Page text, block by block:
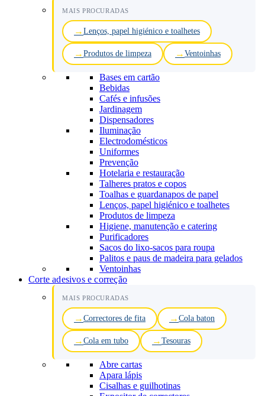
MAIS PROCURADAS
Lenços, papel higiénico e toalhetes
Produtos de limpeza Ventoinhas
Bases em cartão
Bebidas
Cafés e infusões
Jardinagem
Dispensadores
Iluminação
Electrodomésticos
Uniformes
Prevenção
Hotelaria e restauração
Talheres pratos e copos
Toalhas e guardanapos de papel
Lenços, papel higiénico e toalhetes
Produtos de limpeza
Higiene, manutenção e catering
Purificadores
Sacos do lixo-sacos para roupa
Palitos e paus de madeira para gelados
Ventoinhas
Corte adesivos e correção
MAIS PROCURADAS
Correctores de fita Cola baton
Cola em tubo Tesouras
Abre cartas
Apara lápis
Cisalhas e guilhotinas